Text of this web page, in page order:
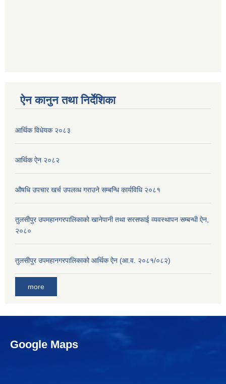
ऐन कानुन तथा निर्देशिका
आर्थिक विधेयक २०८३
आर्थिक ऐन २०८२
औषधि उपचार खर्च उपलव्ध गराउने सम्बन्धि कार्यविधि २०८१
तुलसीपुर उपमहानगरपालिकाको खानेपानी तथा सरसफाई व्यवस्थापन सम्बन्धी ऐन,
२०८०
तुलसीपुर उपमहानगरपालिकाको आर्थिक ऐन (आ.व. २०८१/०८२)
more
Google Maps